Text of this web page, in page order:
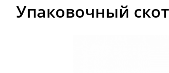
Упаковочный